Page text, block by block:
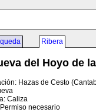
Ribera
del Hoyo de
Hazas de Cesto
Caliza
necesario